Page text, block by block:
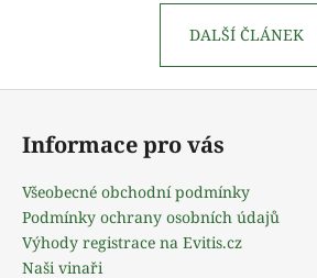
DALŠÍ ČLÁNEK
Z
Informace pro vás
Všeobecné obchodní podmínky
Podmínky ochrany osobních údajů
Výhody registrace na Evitis.cz
Naši vinaři